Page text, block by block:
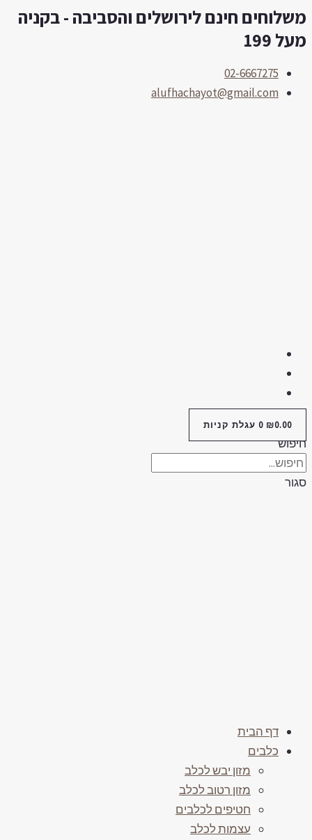
חינם לירושלים והסביבה - בקניה
199
02-6667275
alufhachayot@gmail.com
₪0.00
0 עגלת קניות
דף הבית
כלבים
מזון יבש לכלב
מזון רטוב לכלב
חטיפים לכלבים
עצמות לכלב